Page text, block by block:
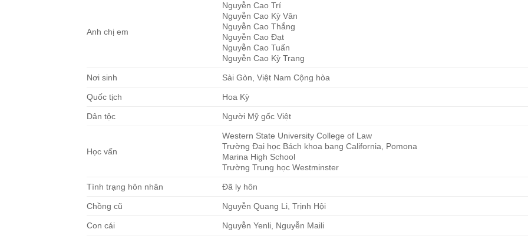
Anh chị em
Nguyễn Cao Trí
Nguyễn Cao Kỳ Vân
Nguyễn Cao Thắng
Nguyễn Cao Đạt
Nguyễn Cao Tuấn
Nguyễn Cao Kỳ Trang
Nơi sinh Sài Gòn, Việt Nam Cộng hòa
Quốc tịch Hoa Kỳ
Dân tộc Người Mỹ gốc Việt
Học vấn
Western State University College of Law
Trường Đại học Bách khoa bang California, Pomona
Marina High School
Trường Trung học Westminster
Tình trạng hôn nhân Đã ly hôn
Chồng cũ Nguyễn Quang Li, Trịnh Hội
Con cái Nguyễn Yenli, Nguyễn Maili